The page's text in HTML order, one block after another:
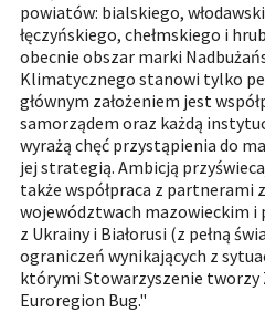
powiatów: bialskiego,
łęczyńskiego, chełmskiego i
obecnie obszar marki
Klimatycznego stanowi tylko
głównym założeniem jest
samorządem oraz każdą
wyrażą chęć przystąpienia do
jej strategią. Ambicją
także współpraca z partnerami
województwach mazowieckim
z Ukrainy i Białorusi (z pełną
ograniczeń wynikających z
którymi Stowarzyszenie tworzy
Euroregion Bug."